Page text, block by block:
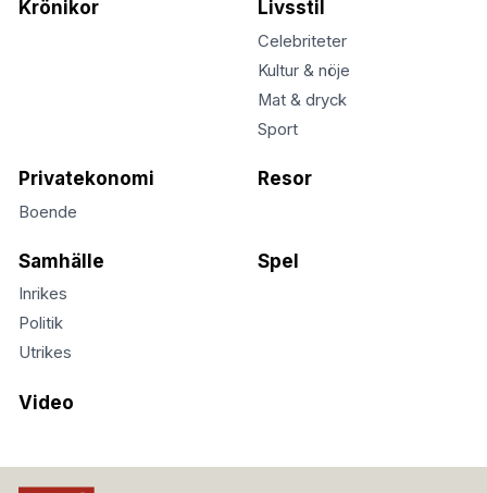
Krönikor Livsstil
Celebriteter
Kultur & nöje
Mat & dryck
Sport
Privatekonomi
Boende
Resor
Samhälle
Inrikes
Politik
Utrikes
Spel
Video